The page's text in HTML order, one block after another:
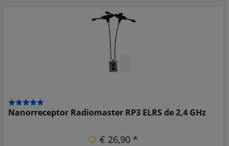
Nanorreceptor Radiomaster RP3 ELRS de 2,4 GHz
€ 26,90 *